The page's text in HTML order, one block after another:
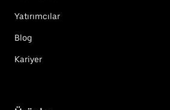
Yatırımcılar
Blog
Kariyer